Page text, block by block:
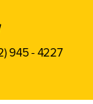
945 - 4227